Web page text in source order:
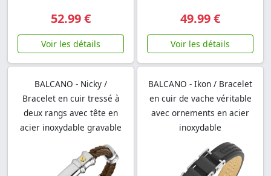
52.99 €
Voir les détails
49.99 €
Voir les détails
BALCANO - Nicky /
Bracelet en cuir tressé à
deux rangs avec tête en
acier inoxydable gravable
BALCANO - Ikon / Bracelet
en cuir de vache véritable
avec ornements en acier
inoxydable